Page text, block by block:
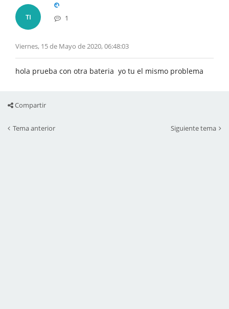
TI 1
Viernes, 15 de Mayo de 2020, 06:48:03
hola prueba con otra bateria yo tu el mismo problema
Compartir
Tema anterior Siguiente tema